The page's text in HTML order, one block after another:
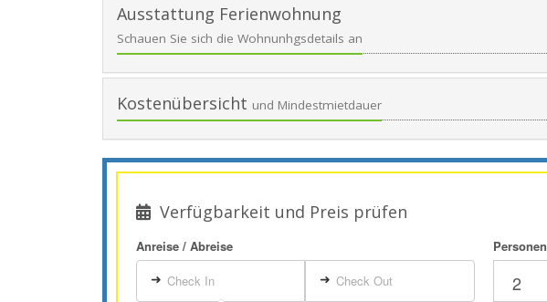
Ausstattung Ferienwohnung
Schauen Sie sich die Wohnunhgsdetails an
Kostenübersicht und Mindestmietdauer
Verfügbarkeit und Preis prüfen
Anreise / Abreise
➜ Check In ➜ Check Out
Personen